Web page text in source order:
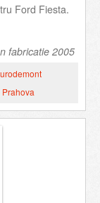
Ford Fiesta.
fabricatie 2005